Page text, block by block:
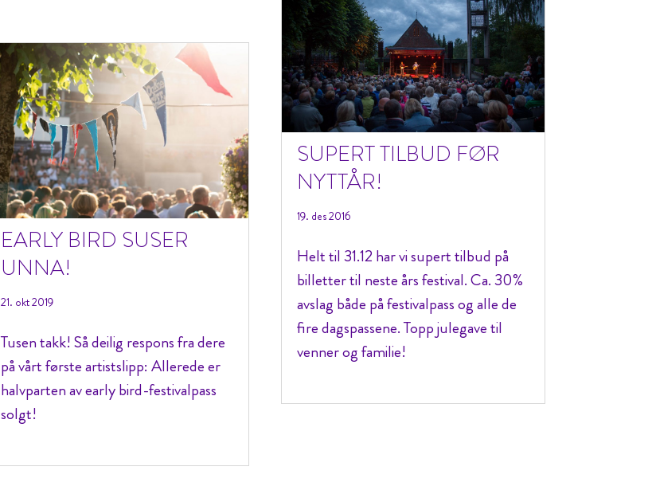
EARLY BIRD SUSER
UNNA!
21. okt 2019
Tusen takk! Så deilig respons fra dere
på vårt første artistslipp: Allerede er
halvparten av early bird-festivalpass
solgt!
SUPERT TILBUD FØR
NYTTÅR!
19. des 2016
Helt til 31.12 har vi supert tilbud på
billetter til neste års festival. Ca. 30%
avslag både på festivalpass og alle de
fire dagspassene. Topp julegave til
venner og familie!